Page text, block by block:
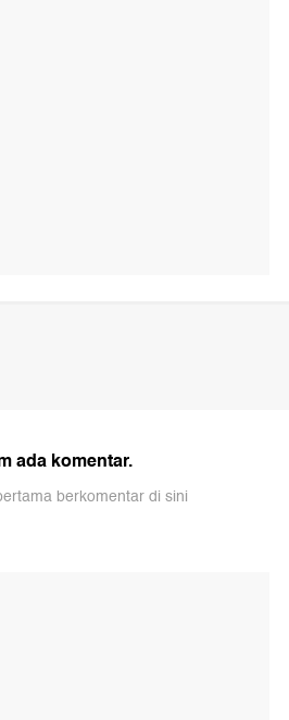
ada komentar.
berkomentar di sini